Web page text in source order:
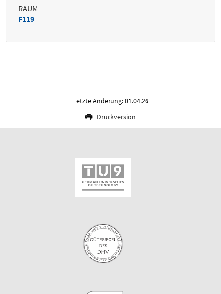
RAUM
F119
Letzte Änderung: 01.04.26
Druckversion